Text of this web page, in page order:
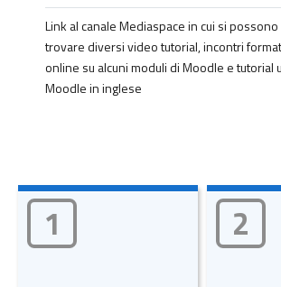
Link al canale Mediaspace in cui si possono
trovare diversi video tutorial, incontri
online su alcuni moduli di Moodle e tutorial
Moodle in inglese
1 2